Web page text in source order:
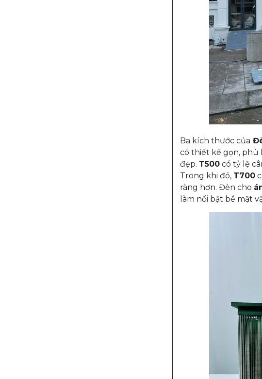
Ba kích thước của
có thiết kế gọn, phù
đẹp. T500có tỷ lệ
Trong khi đó, T700
ràng hơn. Đèn cho
làm nổi bật bề mặt